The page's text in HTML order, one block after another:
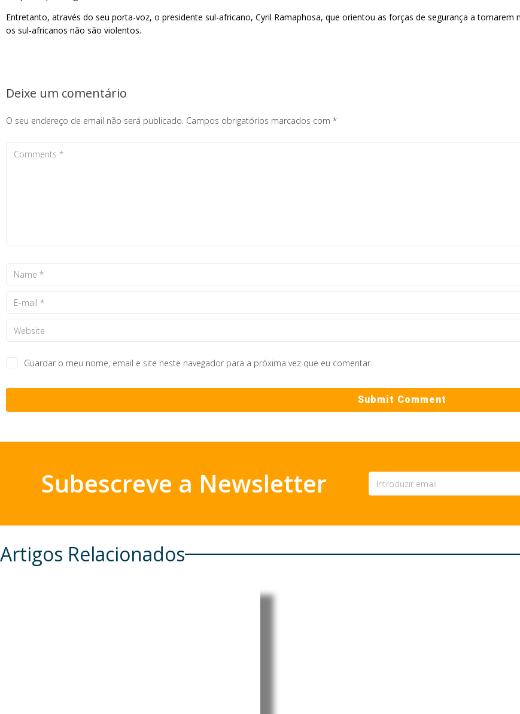
Entretanto, através do seu porta-voz, o presidente sul-africano, Cyril Ramaphosa, que orientou as forças de segurança a
os sul-africanos não são violentos.
Deixe um comentário
O seu endereço de email não será publicado. Campos obrigatórios marcados com *
Guardar o meu nome, email e site neste navegador para a próxima vez que eu comentar.
Subescreve a Newsletter
Artigos Relacionados